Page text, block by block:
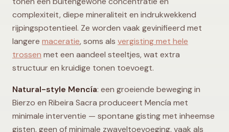
complexiteit, diepe mineraliteit en indrukwekkend
rijpingspotentieel. Ze worden vaak gevinifieerd met
langere maceratie, soms als vergisting met hele
trossen met een aandeel steeltjes, wat extra
structuur en kruidige tonen toevoegt.
Natural-style Mencía: een groeiende beweging in
Bierzo en Ribeira Sacra produceert Mencía met
minimale interventie — spontane gisting met inheemse
gisten, geen of minimale zwaveltoevoeging, vaak als